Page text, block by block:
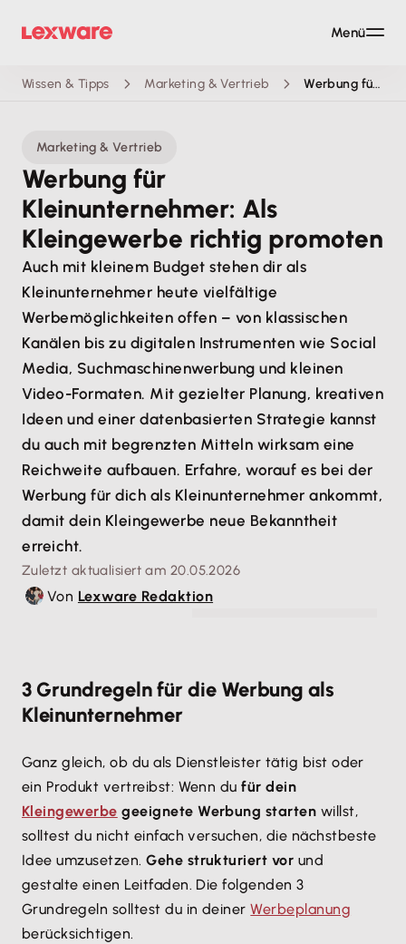
Wissen & Tipps Marketing & Vertrieb Werbung für Kleinunternehmer: Als Kleingewerbe richtig promoten
Marketing & Vertrieb
Werbung für
Kleinunternehmer: Als
Kleingewerbe richtig promoten
Auch mit kleinem Budget stehen dir als
Kleinunternehmer heute vielfältige
Werbemöglichkeiten offen – von klassischen
Kanälen bis zu digitalen Instrumenten wie Social
Media, Suchmaschinenwerbung und kleinen
Video-Formaten. Mit gezielter Planung, kreativen
Ideen und einer datenbasierten Strategie kannst
du auch mit begrenzten Mitteln wirksam eine
Reichweite aufbauen. Erfahre, worauf es bei der
Werbung für dich als Kleinunternehmer ankommt,
damit dein Kleingewerbe neue Bekanntheit
erreicht.
Zuletzt aktualisiert am 20.05.2026
Von Lexware Redaktion© alexshutter95 - stock.adobe.com
3 Grundregeln für die Werbung als
Kleinunternehmer
Ganz gleich, ob du als Dienstleister tätig bist oder
ein Produkt vertreibst: Wenn dufür dein
Kleingewerbe geeignete Werbung starten willst,
solltest du nicht einfach versuchen, die nächstbeste
Idee umzusetzen.Gehe strukturiert vor und
gestalte einen Leitfaden. Die folgenden 3
Grundregeln solltest du in deinerWerbeplanung
berücksichtigen.
Menü